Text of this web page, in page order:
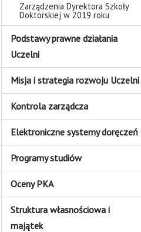
Zarządzenia Dyrektora Szkoły
Doktorskiej w 2019 roku
Podstawy prawne działania
Uczelni
Misja i strategia rozwoju Uczelni
Kontrola zarządcza
Elektroniczne systemy doręczeń
Programy studiów
Oceny PKA
Struktura własnościowa i
majątek